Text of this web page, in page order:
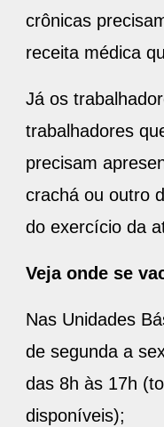
crônicas
receita médica
Já os
trabalhadores
precisam
crachá ou outro
do exercício da
Veja onde se
Nas Unidades
de segunda a
das 8h às 17h
disponíveis);